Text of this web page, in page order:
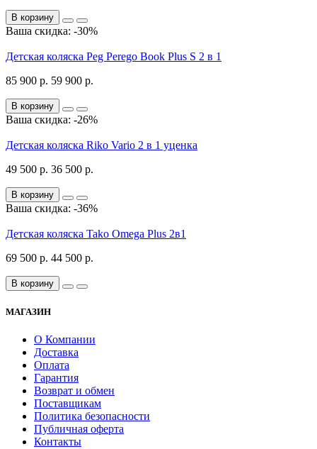
В корзину
Ваша скидка: -30%
Детская коляска Peg Perego Book Plus S 2 в 1
85 900 р. 59 900 р.
В корзину
Ваша скидка: -26%
Детская коляска Riko Vario 2 в 1 уценка
49 500 р. 36 500 р.
В корзину
Ваша скидка: -36%
Детская коляска Tako Omega Plus 2в1
69 500 р. 44 500 р.
В корзину
МАГАЗИН
О Компании
Доставка
Оплата
Гарантия
Возврат и обмен
Поставщикам
Политика безопасности
Публичная оферта
Контакты